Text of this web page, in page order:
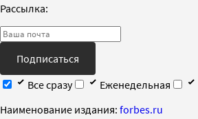
Рассылка:
Подписаться
Все сразу
Еженедельная
Наименование издания: forbes.ru